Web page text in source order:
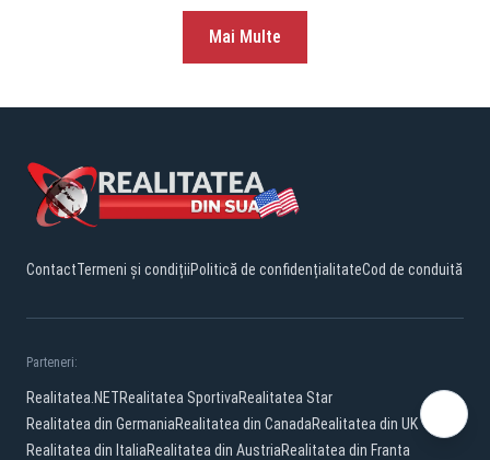
Mai Multe
ContactTermeni și condițiiPolitică de confidențialitateCod de conduită
Parteneri:
Realitatea.NETRealitatea SportivaRealitatea Star
Realitatea din GermaniaRealitatea din CanadaRealitatea din UK
Realitatea din ItaliaRealitatea din AustriaRealitatea din Franta